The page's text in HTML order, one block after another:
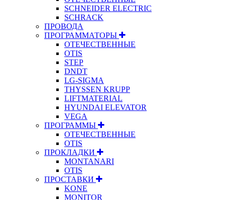
SCHNEIDER ELECTRIC
SCHRACK
ПРОВОДА
ПРОГРАММАТОРЫ
ОТЕЧЕСТВЕННЫЕ
OTIS
STEP
DNDT
LG-SIGMA
THYSSEN KRUPP
LIFTMATERIAL
HYUNDAI ELEVATOR
VEGA
ПРОГРАММЫ
ОТЕЧЕСТВЕННЫЕ
OTIS
ПРОКЛАДКИ
MONTANARI
OTIS
ПРОСТАВКИ
KONE
MONITOR